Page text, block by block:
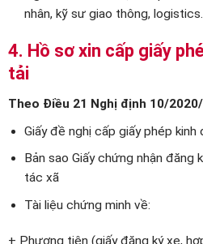
nhân, kỹ sư giao thông,
4. Hồ sơ xin cấp giấy
tải
Theo Điều 21 Nghị định 10/
Giấy đề nghị cấp giấy phép kinh
Bản sao Giấy chứng nhận đăng
tác xã
Tài liệu chứng minh về:
+ Phương tiện (giấy đăng ký xe,